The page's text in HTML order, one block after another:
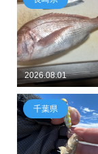
2026.08.01
千葉県